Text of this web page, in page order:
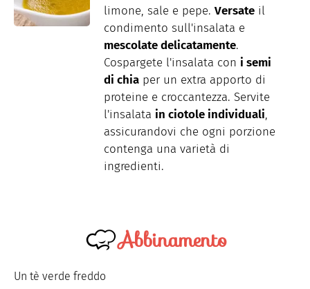
limone, sale e pepe. Versate il
condimento sull'insalata e
mescolate delicatamente.
Cospargete l'insalata con i semi
di chia per un extra apporto di
proteine e croccantezza. Servite
l'insalata in ciotole individuali,
assicurandovi che ogni porzione
contenga una varietà di
ingredienti.
Abbinamento
Un tè verde freddo